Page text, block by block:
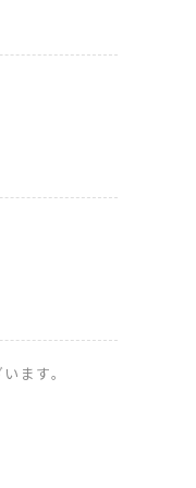
ます。